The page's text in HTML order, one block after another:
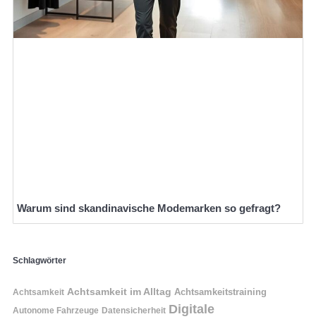
Warum sind skandinavische Modemarken so gefragt?
Schlagwörter
Achtsamkeit Achtsamkeit im Alltag Achtsamkeitstraining
Autonome Fahrzeuge Datensicherheit Digitale